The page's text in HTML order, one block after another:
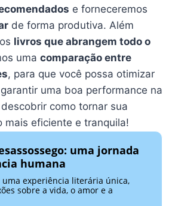
e forneceremos
de forma produtiva. Além
livros que abrangem todo o
uma comparação entre
, para que você possa otimizar
uma boa performance na
como tornar sua
mais eficiente e tranquila!
uma jornada
humana
uma experiência literária única,
sobre a vida, o amor e a